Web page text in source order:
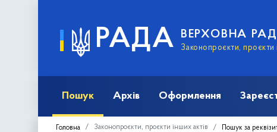
РАДА ВЕРХОВНА
Законопроєкти, проєкти
Пошук Архів Оформлення
Головна Законопроєкти, проєкти інших актів Пошук за